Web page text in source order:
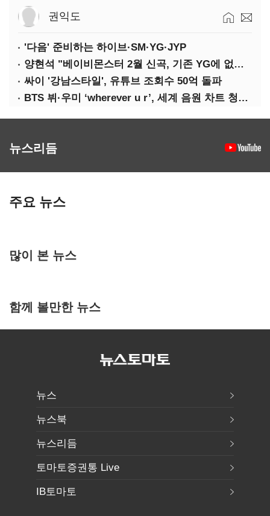
권익도
'다음' 준비하는 하이브·SM·YG·JYP
양현석 "베이비몬스터 2월 신곡, 기존 YG에 없던 노래"
싸이 '강남스타일', 유튜브 조회수 50억 돌파
BTS 뷔·우미 ‘wherever u r’, 세계 음원 차트 청신호
뉴스리듬
주요 뉴스
많이 본 뉴스
함께 볼만한 뉴스
뉴스
뉴스북
뉴스리듬
토마토증권통 Live
IB토마토